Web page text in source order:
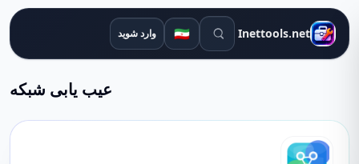
Inettools.net ابزارهای جستجو
🇮🇷 وارد شوید
عیب یابی شبکه